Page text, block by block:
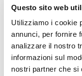
Questo sito web
Utilizziamo i cookie
annunci, per fornire
analizzare il nostro
informazioni sul
nostri partner che si
Laterale
Reversibile
No
Potenza
395 W
Potenza
CODICE:SFYT15
Box doccia 75x65 cm
a soffietto opaco 195h